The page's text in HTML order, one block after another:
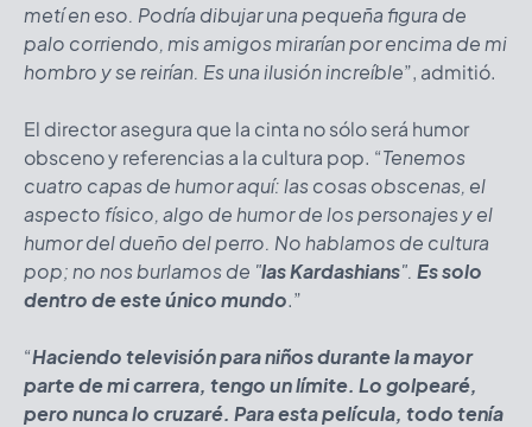
metí en eso. Podría dibujar una pequeña figura de
palo corriendo, mis amigos mirarían por encima de mi
hombro y se reirían. Es una ilusión increíble”, admitió.
El director asegura que la cinta no sólo será humor
obsceno y referencias a la cultura pop. “Tenemos
cuatro capas de humor aquí: las cosas obscenas, el
aspecto físico, algo de humor de los personajes y el
humor del dueño del perro. No hablamos de cultura
pop; no nos burlamos de "las Kardashians". Es solo
dentro de este único mundo.”
“Haciendo televisión para niños durante la mayor
parte de mi carrera, tengo un límite. Lo golpearé,
pero nunca lo cruzaré. Para esta película, todo tenía